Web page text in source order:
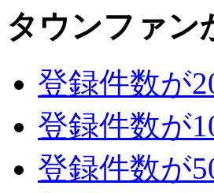
タウンファン
登録件数が
登録件数が
登録件数が